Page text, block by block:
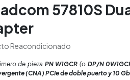
57810S
Reacondicionado
de pieza PN W1GCR (o DP/N
(CNA) PCIe de doble puerto y 10